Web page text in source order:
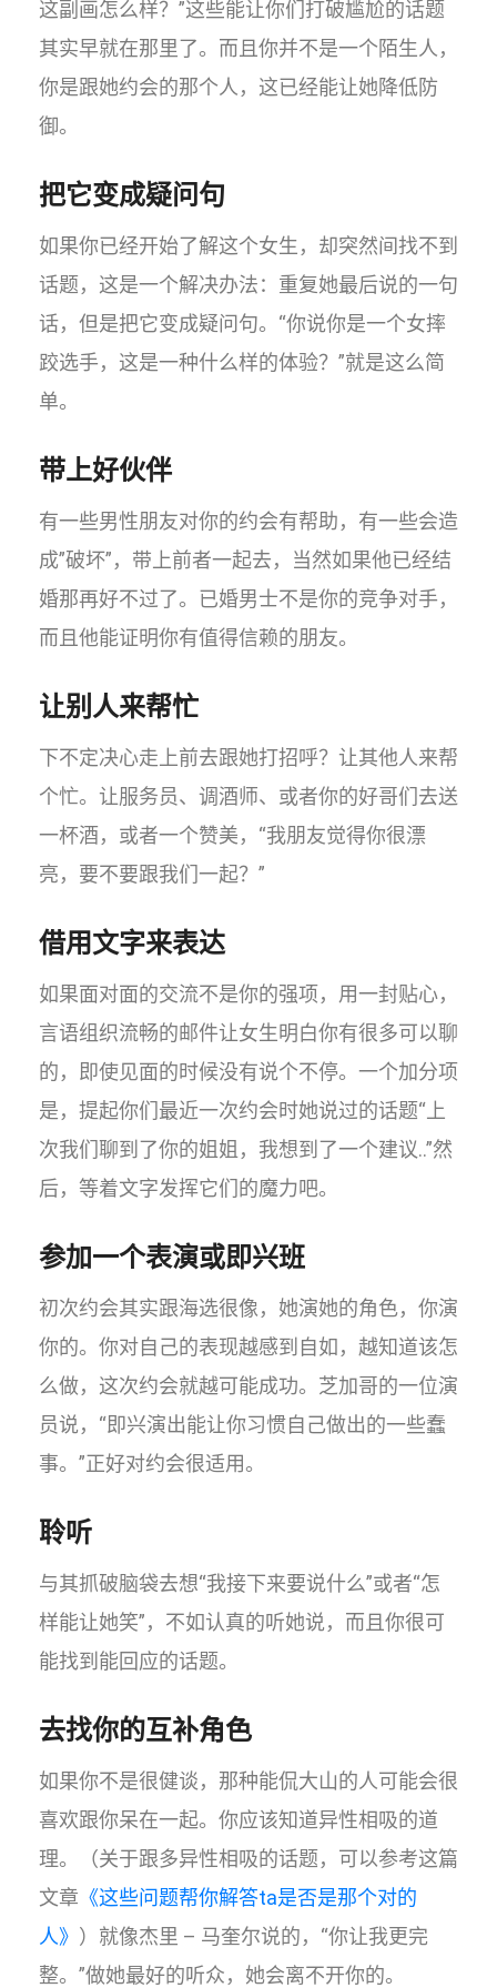
这副画怎么样？”这些能让你们打破尴尬的话题
其实早就在那里了。而且你并不是一个陌生人，
你是跟她约会的那个人，这已经能让她降低防
御。
把它变成疑问句
如果你已经开始了解这个女生，却突然间找不到
话题，​这是一个解决办法：重复她最后说的一句
话，但是把它变成疑问句。“你说你是一个女摔
跤选手，这是一种什么样的体验？”就是这么简
单。
带上好伙伴
有一些男性朋友对你的约会有帮助，有一些会造
成”破坏”，带上前者一起去，当然如果他已经结
婚那再好不过了。已婚男士不是你的竞争对手，
而且他能证明你有值得信赖的朋友。
让别人来帮忙
下不定决心走上前去跟她打招呼？让其他人来帮
个忙。让服务员、调酒师、或者你的好哥们去送
一杯酒，或者一个赞美，“我朋友觉得你很漂
亮，要不要跟我们一起？”
借用文字来表达
如果面对面的交流不是你的强项，用一封贴心，
言语组织流畅的邮件让女生明白你有很多可以聊
的，即使见面的时候没有说个不停。一个加分项
是，提起你们最近一次约会时她说过的话题“上
次我们聊到了你的姐姐，我想到了一个建议..”然
后，等着文字发挥它们的魔力吧。
参加一个表演或即兴班
初次约会其实跟海选很像，她演她的角色，你演
你的。你对自己的表现越感到自如，越知道该怎
么做，这次约会就越可能成功。芝加哥的一位演
员说，“即兴演出能让你习惯自己做出的一些蠢
事。”正好对约会很适用。
聆听
与其抓破脑袋去想“我接下来要说什么”或者“怎
样能让她笑”，不如认真的听她说，而且你很可
能找到能回应的话题。
去找你的互补角色
如果你不是很健谈，那种能侃大山的人可能会很
喜欢跟你呆在一起。你应该知道异性相吸的道
理。（关于跟多异性相吸的话题，可以参考这篇
文章 《这些问题帮你解答ta是否是那个对的
人》 ）就像杰里 – 马奎尔说的，“你让我更完
整。”做她最好的听众，她会离不开你的。